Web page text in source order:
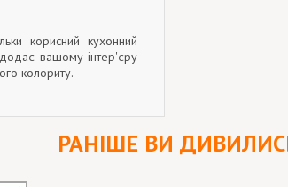
корисний кухонний
вашому інтер'єру
колориту.
РАНІШЕ ВИ